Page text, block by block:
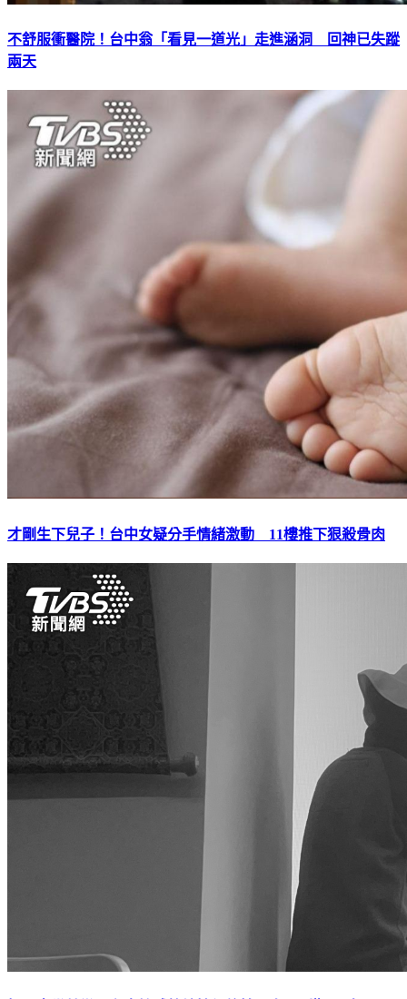
不舒服衝醫院！台中翁「看見一道光」走進涵洞 回神已失蹤
兩天
才剛生下兒子！台中女疑分手情緒激動 11樓推下狠殺骨肉